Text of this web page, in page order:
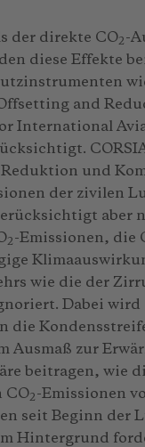
der direkte CO2 -
diese Effekte
and
International
und
der zivilen
aber
2 -Emissionen, die
wie die der
Dabei wird
die
Ausmaß zur
beitragen, wie
CO2 -Emissionen
seit Beginn der
Hintergrund